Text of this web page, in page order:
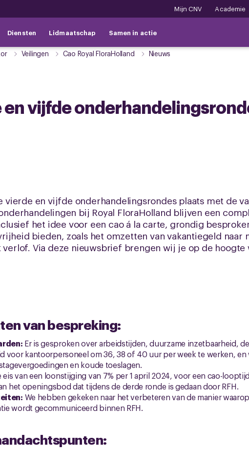
Mijn CNV Academie
Diensten Lidmaatschap Samen in actie
Veilingen Cao Royal FloraHolland Nieuws
vijfde
vierde en vijfde onderhandelingsrondes plaats met de
bij Royal FloraHolland blijven een
het idee voor een cao á la carte, grondig
bieden, zoals het omzetten van vakantiegeld naar
Via deze nieuwsbrief brengen wij je op de hoogte
van bespreking:
Er is gesproken over arbeidstijden, duurzame inzetbaarheid, de
voor kantoorpersoneel om 36, 38 of 40 uur per week te werken,
en koude toeslagen.
eis van een loonstijging van 7% per 1 april 2024, voor een cao-
het openingsbod dat tijdens de derde ronde is gedaan door RFH.
We hebben gekeken naar het verbeteren van de manier waarop
wordt gecommuniceerd binnen RFH.